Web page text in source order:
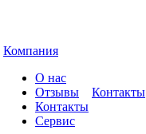
Компания
О нас
Отзывы
Контакты
Сервис
Контакты